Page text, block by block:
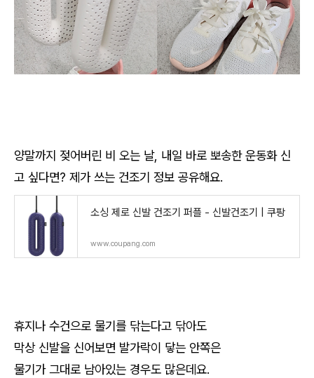
양말까지 젖어버린 비 오는 날, 내일 바로 뽀송한 운동화 신
고 싶다면? 제가 쓰는 건조기 정보 공유해요.
소싱 제로 신발 건조기 퍼플 - 신발건조기 | 쿠팡
www.coupang.com
휴지나 수건으로 물기를 닦는다고 닦아도
막상 신발을 신어보면 발가락이 닿는 안쪽은
물기가 그대로 남아있는 경우도 많은데요.